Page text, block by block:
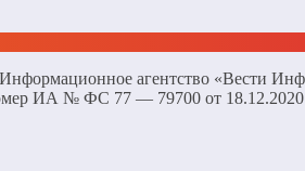
агентство «Вести
ИА № ФС 77 — 79700 от